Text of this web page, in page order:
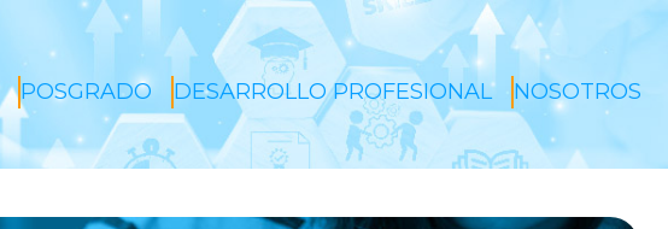
POSGRADO DESARROLLO PROFESIONAL NOSOTROS